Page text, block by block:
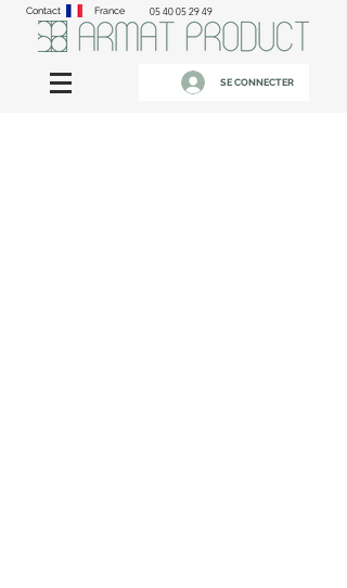
Contact France 05 40 05 29 49
SE CONNECTER